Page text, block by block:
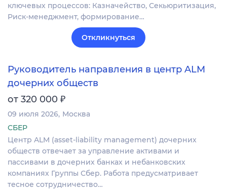
ключевых процессов: Казначейство, Секьюритизация,
Риск-менеджмент, формирование…
Откликнуться
Руководитель направления в центр ALM
дочерних обществ
от 320 000 ₽
09 июля 2026 Москва
СБЕР
Центр ALM (asset-liability management) дочерних
обществ отвечает за управление активами и
пассивами в дочерних банках и небанковских
компаниях Группы Сбер. Работа предусматривает
тесное сотрудничество…